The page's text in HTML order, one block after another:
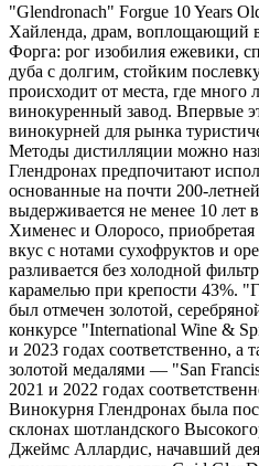
"Glendronach" Forgue 10 Years
Хайленда, драм, воплощающий в
Форга: рог изобилия ежевики,
дуба с долгим, стойким
происходит от места, где много
винокуренный завод. Впервые
винокурней для рынка
Методы дистилляции можно
Глендронах предпочитают
основанные на почти 200-
выдерживается не менее 10 лет
Хименес и Олоросо,
вкус с нотами сухофруктов и
разливается без холодной
карамелью при крепости 43%.
был отмечен золотой,
конкурсе "International Wine &
и 2023 годах соответственно, а
золотой медалями — "San
2021 и 2022 годах
Винокурня Глендронах была
склонах шотландского
Джеймс Аллардис, начавший